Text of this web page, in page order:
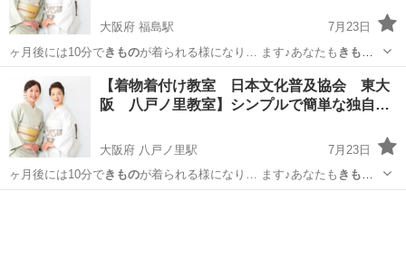
大阪府 福島駅
7月23日
ヶ月後には10分できものが着られる様になり… ます♪あなたも きもの
美人の仲間入りです…福島駅 着付け 無料
【着物着付け教室 日本文化普及協会 東大
阪 八戸ノ里教室】シンプルで簡単な独自…
大阪府 八戸ノ里駅
7月23日
ヶ月後には10分できものが着られる様になり… ます♪あなたも きもの
美人の仲間入りです…